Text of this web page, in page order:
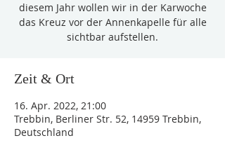
diesem Jahr wollen wir in der Karwoche
das Kreuz vor der Annenkapelle für alle
sichtbar aufstellen.
Zeit & Ort
16. Apr. 2022, 21:00
Trebbin, Berliner Str. 52, 14959 Trebbin,
Deutschland